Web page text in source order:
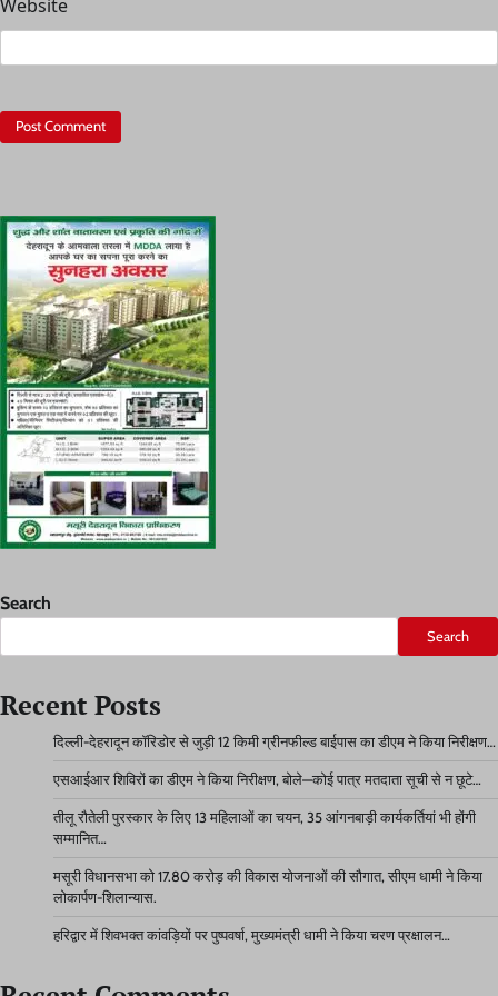
Website
Search
Search
Recent Posts
दिल्ली-देहरादून कॉरिडोर से जुड़ी 12 किमी ग्रीनफील्ड बाईपास का डीएम ने किया निरीक्षण…
एसआईआर शिविरों का डीएम ने किया निरीक्षण, बोले—कोई पात्र मतदाता सूची से न छूटे…
तीलू रौतेली पुरस्कार के लिए 13 महिलाओं का चयन, 35 आंगनबाड़ी कार्यकर्तियां भी होंगी
सम्मानित…
मसूरी विधानसभा को 17.80 करोड़ की विकास योजनाओं की सौगात, सीएम धामी ने किया
लोकार्पण-शिलान्यास.
हरिद्वार में शिवभक्त कांवड़ियों पर पुष्पवर्षा, मुख्यमंत्री धामी ने किया चरण प्रक्षालन…